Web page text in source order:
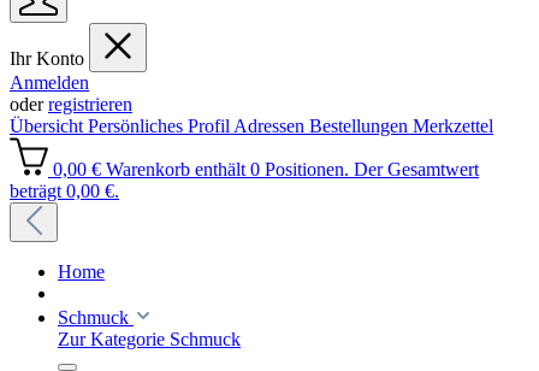
Ihr Konto
Anmelden
oderregistrieren
Übersicht Persönliches Profil Adressen Bestellungen Merkzettel
0,00 € Warenkorb enthält 0 Positionen. Der Gesamtwert
beträgt 0,00 €.
Home
Schmuck
Zur Kategorie Schmuck